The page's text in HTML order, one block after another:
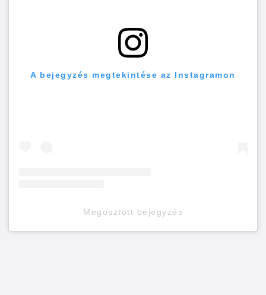
A bejegyzés megtekintése az Instagramon
Megosztott bejegyzés